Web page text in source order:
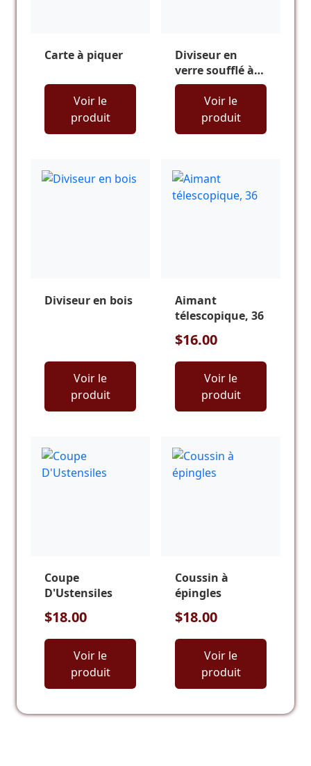
Carte à piquer
Voir le
produit
Diviseur en
verre soufflé à
la main
Voir le
produit
Diviseur en bois
Voir le
produit
Aimant
télescopique, 36
$16.00
Voir le
produit
Coupe
D'Ustensiles
$18.00
Voir le
produit
Coussin à
épingles
$18.00
Voir le
produit